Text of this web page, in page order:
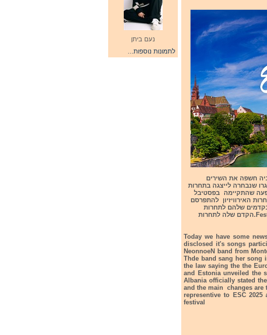
נעם ביתן
לתמונות נוספות...
חשפה את השירים
שנבחרה לייצגה בתחרות
שהתקיימה בפסטיבל
האירוויזיון להתפרסם
בקדמים שלהם לתחרות
האירוויזיון ואלבניה יצאה בהודעה לגבי תצורת הפסטיבל Festivali I Keneges.הקדם שלה לתחרות
Today we have some
disclosed it's songs
NeonnoeN band from
Thde band sang her song
the law saying the the
and Estonia unveiled the
Albania officially stated
and the main changes
representive to ESC
festival